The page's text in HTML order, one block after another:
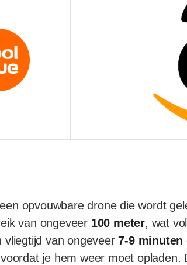
opvouwbare drone die wordt
van ongeveer 100 meter, wat
vliegtijd van ongeveer7-9 minuten
je hem weer moet